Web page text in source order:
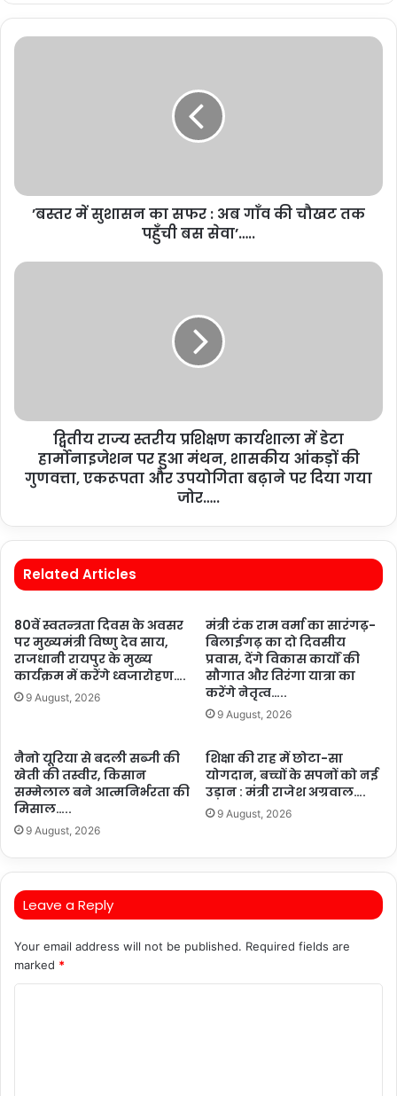
’बस्तर में सुशासन का सफर : अब गाँव की चौखट तक
पहुँची बस सेवा’…..
द्वितीय राज्य स्तरीय प्रशिक्षण कार्यशाला में डेटा
हार्मोनाइजेशन पर हुआ मंथन, शासकीय आंकड़ों की
गुणवत्ता, एकरूपता और उपयोगिता बढ़ाने पर दिया गया
जोर…..
Related Articles
80वें स्वतन्त्रता दिवस के अवसर
पर मुख्यमंत्री विष्णु देव साय,
राजधानी रायपुर के मुख्य
कार्यक्रम में करेंगे ध्वजारोहण….
9 August, 2026
मंत्री टंक राम वर्मा का सारंगढ़-
बिलाईगढ़ का दो दिवसीय
प्रवास, देंगे विकास कार्यों की
सौगात और तिरंगा यात्रा का
करेंगे नेतृत्व…..
9 August, 2026
नैनो यूरिया से बदली सब्जी की
खेती की तस्वीर, किसान
सम्मेलाल बने आत्मनिर्भरता की
मिसाल…..
9 August, 2026
शिक्षा की राह में छोटा-सा
योगदान, बच्चों के सपनों को नई
उड़ान : मंत्री राजेश अग्रवाल….
9 August, 2026
Leave a Reply
Your email address will not be published. Required fields are
marked *